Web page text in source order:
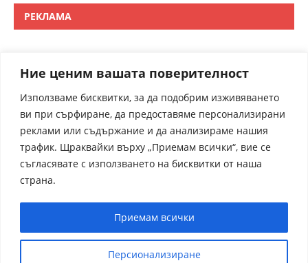
Ние ценим вашата поверителност
Използваме бисквитки, за да подобрим изживяването
ви при сърфиране, да предоставяме персонализирани
реклами или съдържание и да анализираме нашия
трафик. Щраквайки върху „Приемам всички“, вие се
съгласявате с използването на бисквитки от наша
страна.
Персионализиране
Приемам всички
РЕКЛАМА